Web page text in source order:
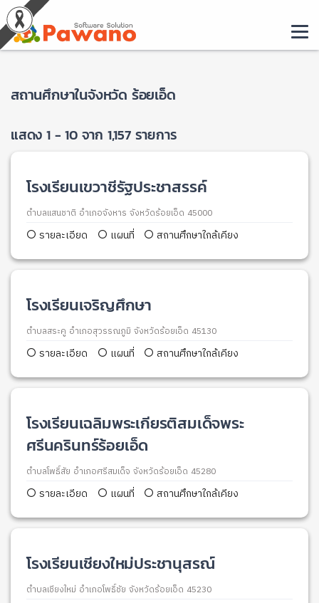
สถานศึกษาในจังหวัด ร้อยเอ็ด
แสดง 1 - 10 จาก 1,157 รายการ
โรงเรียนเขวาชีรัฐประชาสรรค์
ตำบลแสนชาติ อำเภอจังหาร จังหวัดร้อยเอ็ด 45000
รายละเอียด แผนที่ สถานศึกษาใกล้เคียง
โรงเรียนเจริญศึกษา
ตำบลสระคู อำเภอสุวรรณภูมิ จังหวัดร้อยเอ็ด 45130
รายละเอียด แผนที่ สถานศึกษาใกล้เคียง
โรงเรียนเฉลิมพระเกียรติสมเด็จพระ
ศรีนครินทร์ร้อยเอ็ด
ตำบลโพธิ์สัย อำเภอศรีสมเด็จ จังหวัดร้อยเอ็ด 45280
รายละเอียด แผนที่ สถานศึกษาใกล้เคียง
โรงเรียนเชียงใหม่ประชานุสรณ์
ตำบลเชียงใหม่ อำเภอโพธิ์ชัย จังหวัดร้อยเอ็ด 45230